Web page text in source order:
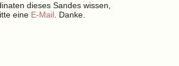
dieses Sandes wissen,
eine E-Mail . Danke.